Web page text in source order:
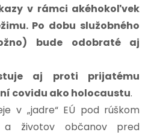
v rámci akéhokoľvek
Po dobu služobného
bude odobraté aj
aj proti prijatému
covidu ako holocaustu.
v „jadre“ EÚ pod rúškom
a životov občanov pred